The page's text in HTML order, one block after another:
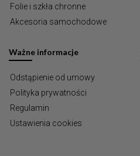
Folie i szkła chronne
Akcesoria samochodowe
Ważne informacje
Odstąpienie od umowy
Polityka prywatności
Regulamin
Ustawienia cookies